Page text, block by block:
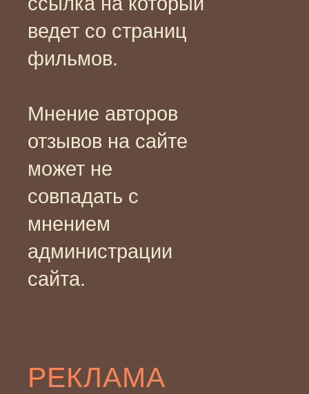
ведет со страниц
фильмов.
Мнение авторов
отзывов на сайте
может не
совпадать с
мнением
администрации
сайта.
РЕКЛАМА